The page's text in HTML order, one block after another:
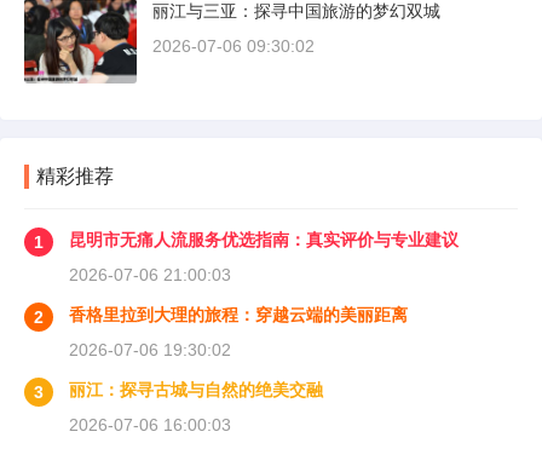
丽江与三亚：探寻中国旅游的梦幻双城
2026-07-06 09:30:02
精彩推荐
1
昆明市无痛人流服务优选指南：真实评价与专业建议
2026-07-06 21:00:03
2
香格里拉到大理的旅程：穿越云端的美丽距离
2026-07-06 19:30:02
3
丽江：探寻古城与自然的绝美交融
2026-07-06 16:00:03